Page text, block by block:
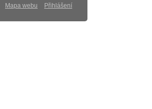
Mapa webu Přihlášení